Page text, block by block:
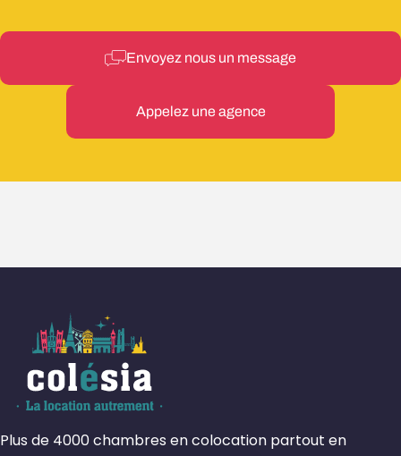
Envoyez nous un message
Appelez une agence
Plus de 4000 chambres en colocation partout en